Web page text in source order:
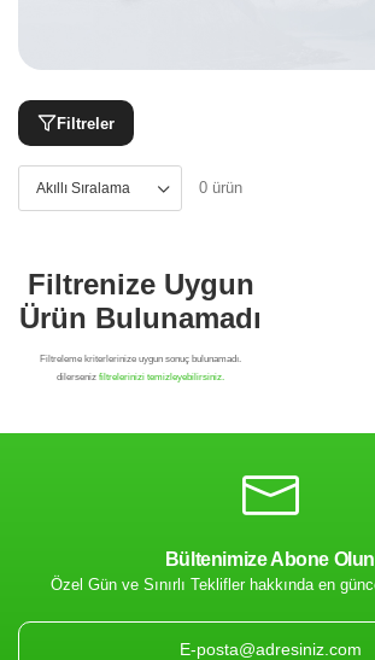
Filtreler
0 ürün
Bültenimize Abone Olun
Özel Gün ve Sınırlı Teklifler hakkında en